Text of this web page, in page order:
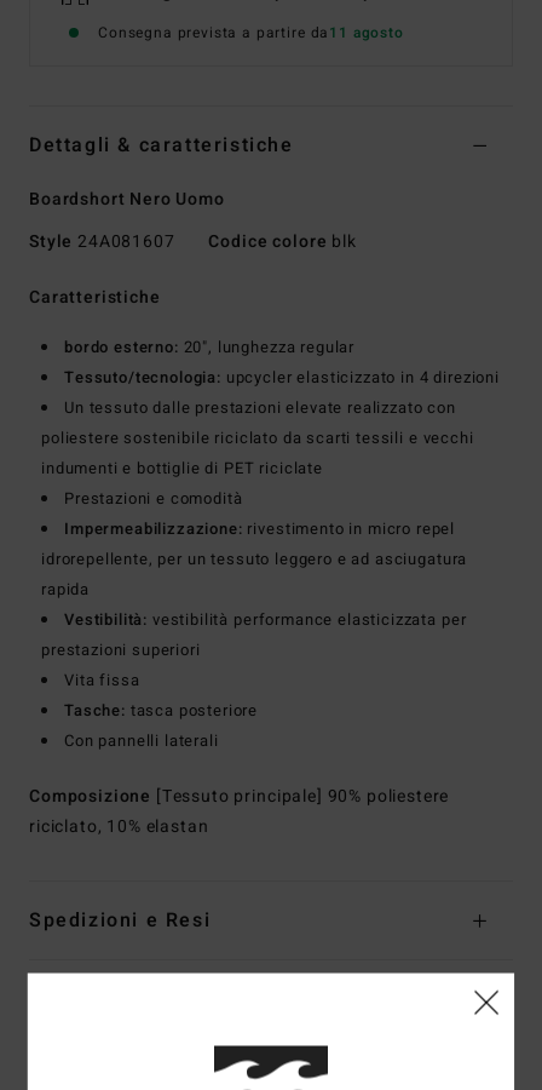
Consegna prevista a partire da11 agosto
Dettagli & caratteristiche
Boardshort Nero Uomo
Style 24A081607 Codice colore blk
Caratteristiche
bordo esterno: 20", lunghezza regular
Tessuto/tecnologia: upcycler elasticizzato in 4 direzioni
Un tessuto dalle prestazioni elevate realizzato con
poliestere sostenibile riciclato da scarti tessili e vecchi
indumenti e bottiglie di PET riciclate
Prestazioni e comodità
Impermeabilizzazione: rivestimento in micro repel
idrorepellente, per un tessuto leggero e ad asciugatura
rapida
Vestibilità: vestibilità performance elasticizzata per
prestazioni superiori
Vita fissa
Tasche: tasca posteriore
Con pannelli laterali
Composizione [Tessuto principale] 90% poliestere
riciclato, 10% elastan
Spedizioni e Resi